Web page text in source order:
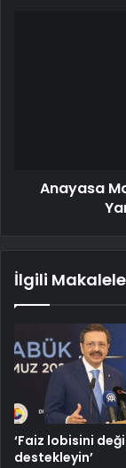
Anayasa
İlgili
‘Faiz lobisini
destekleyin’